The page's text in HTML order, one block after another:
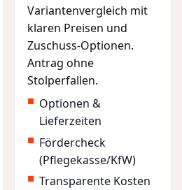
Variantenvergleich mit
klaren Preisen und
Zuschuss-Optionen.
Antrag ohne
Stolperfallen.
Optionen &
Lieferzeiten
Fördercheck
(Pflegekasse/KfW)
Transparente Kosten